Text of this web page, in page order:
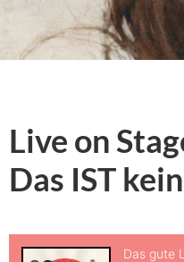
Live on
Das IST